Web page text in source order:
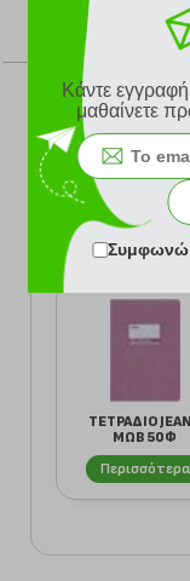
ΤΕΤΡΑΔΙΟ
ΜΩΒ 50Φ
Περισσότερα
Κάντε
μαθαίνετε
Συμφωνώ